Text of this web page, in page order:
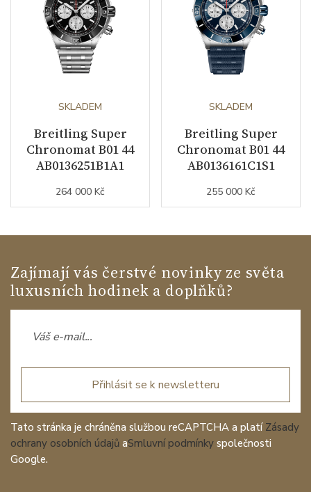
SKLADEM
Breitling Super
Chronomat B01 44
AB0136251B1A1
264 000 Kč
SKLADEM
Breitling Super
Chronomat B01 44
AB0136161C1S1
255 000 Kč
Zajímají vás čerstvé novinky ze světa
luxusních hodinek a doplňků?
Přihlásit se k newsletteru
Tato stránka je chráněna službou reCAPTCHA a platí Zásady
ochrany osobních údajů aSmluvní podmínky společnosti
Google.